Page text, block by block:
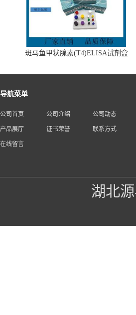
斑马鱼甲状腺素(T4)ELISA试剂盒
导航菜单
公司首页 公司介绍 公司动态
产品展厅 证书荣誉 联系方式
在线留言
湖北